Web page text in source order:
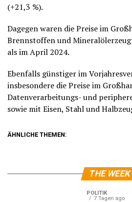
(+21,3 %).
Dagegen waren die Preise im
Brennstoffen und
als im April 2024.
Ebenfalls günstiger im
insbesondere die Preise im
Datenverarbeitungs- und
sowie mit Eisen, Stahl und
ÄHNLICHE THEMEN:
THE WEEK
POLITIK
7 Tagen ago